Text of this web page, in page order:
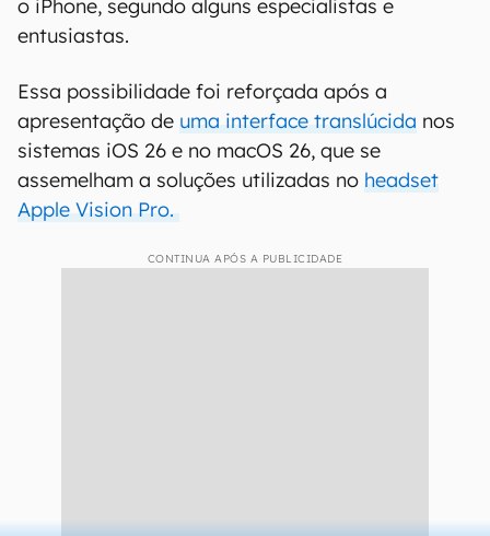
o iPhone, segundo alguns especialistas e
entusiastas.
Essa possibilidade foi reforçada após a
apresentação de uma interface translúcida nos
sistemas iOS 26 e no macOS 26, que se
assemelham a soluções utilizadas no headset
Apple Vision Pro.
CONTINUA APÓS A PUBLICIDADE